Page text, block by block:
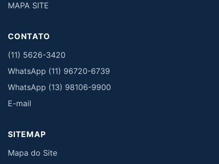
MAPA SITE
CONTATO
(11) 5626-3420
WhatsApp (11) 96720-6739
WhatsApp (13) 98106-9900
E-mail
SITEMAP
Mapa do Site